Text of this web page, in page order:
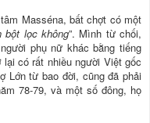
Masséna, bất chợt có một
bột lọc không”. Mình từ chối,
phụ nữ khác bằng tiếng
có rất nhiều người Việt gốc
Lớn từ bao đời, cũng đã phải
78-79, và một số đông, họ